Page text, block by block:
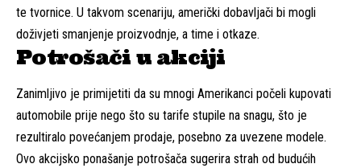
te tvornice. U takvom scenariju, američki dobavljači bi mogli
doživjeti smanjenje proizvodnje, a time i otkaze.
Potrošači u akciji
Zanimljivo je primijetiti da su mnogi Amerikanci počeli kupovati
automobile prije nego što su tarife stupile na snagu, što je
rezultiralo povećanjem prodaje, posebno za uvezene modele.
Ovo akcijsko ponašanje potrošača sugerira strah od budućih